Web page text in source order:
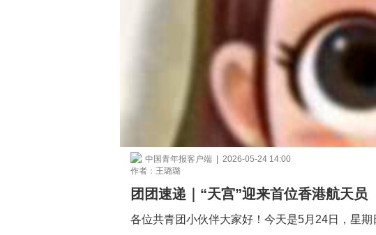
中国青年报客户端 | 2026-05-24 14:00
作者：王璐璐
团团速递｜“天宫”迎来首位香港航天员
各位共青团小伙伴大家好！今天是5月24日，星